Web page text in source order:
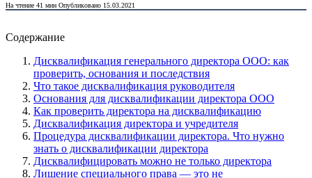
На чтение 41 мин Опубликовано 15.03.2021
Содержание
Дисквалификация генерального директора ООО: как
проверить, основания и последствия
Что такое дисквалификация руководителя
Основания для дисквалификации директора ООО
Как проверить директора на дисквалификацию
Дисквалификация директора и учредителя
Процедура дисквалификации директора. Что нужно
знать о дисквалификации директора
Дисквалифицировать можно не только директора
Лишение специального права — это не